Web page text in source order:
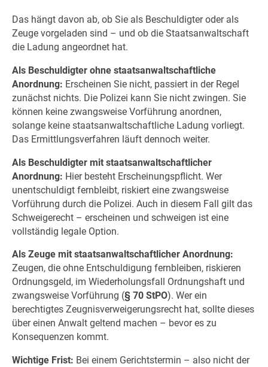
Das hängt davon ab, ob Sie als Beschuldigter oder als
Zeuge vorgeladen sind – und ob die Staatsanwaltschaft
die Ladung angeordnet hat.
Als Beschuldigter ohne staatsanwaltschaftliche
Anordnung: Erscheinen Sie nicht, passiert in der Regel
zunächst nichts. Die Polizei kann Sie nicht zwingen. Sie
können keine zwangsweise Vorführung anordnen,
solange keine staatsanwaltschaftliche Ladung vorliegt.
Das Ermittlungsverfahren läuft dennoch weiter.
Als Beschuldigter mit staatsanwaltschaftlicher
Anordnung: Hier besteht Erscheinungspflicht. Wer
unentschuldigt fernbleibt, riskiert eine zwangsweise
Vorführung durch die Polizei. Auch in diesem Fall gilt das
Schweigerecht – erscheinen und schweigen ist eine
vollständig legale Option.
Als Zeuge mit staatsanwaltschaftlicher Anordnung:
Zeugen, die ohne Entschuldigung fernbleiben, riskieren
Ordnungsgeld, im Wiederholungsfall Ordnungshaft und
zwangsweise Vorführung (§ 70 StPO). Wer ein
berechtigtes Zeugnisverweigerungsrecht hat, sollte dieses
über einen Anwalt geltend machen – bevor es zu
Konsequenzen kommt.
Wichtige Frist: Bei einem Gerichtstermin – also nicht der